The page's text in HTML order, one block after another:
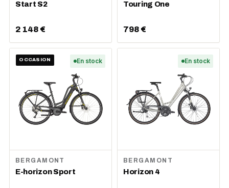
Start S2
2 148 €
Touring One
798 €
OCCASION En stock
BERGAMONT
E-horizon Sport
En stock
BERGAMONT
Horizon 4